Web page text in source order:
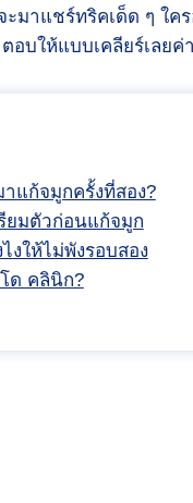
ะมาแชร์ทริคเด็ด ๆ ใ
บให้แบบเคลียร์เลยค่
แก้จมูกครั้งที่สอง?
ยมตัวก่อนแก้จมูก
งให้ไม่พังรอบสอง
ด คลินิก?